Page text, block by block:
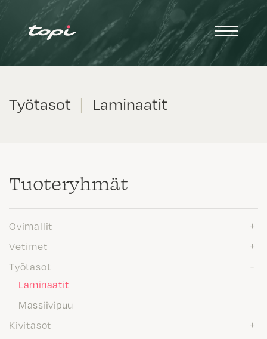
Työtasot | Laminaatit
Tuote­ryhmät
Ovimallit
Vetimet
Työtasot
Laminaatit
Massiivipuu
Kivitasot